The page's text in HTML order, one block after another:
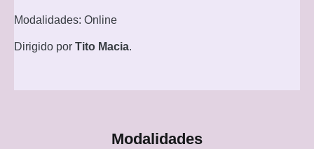
Modalidades: Online
Dirigido por Tito Macia.
Modalidades